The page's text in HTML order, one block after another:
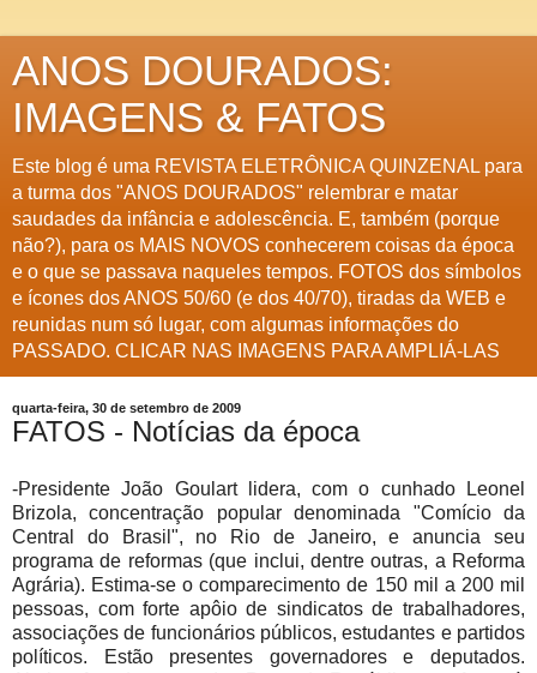
ANOS DOURADOS:
IMAGENS & FATOS
Este blog é uma REVISTA ELETRÔNICA QUINZENAL para
a turma dos "ANOS DOURADOS" relembrar e matar
saudades da infância e adolescência. E, também (porque
não?), para os MAIS NOVOS conhecerem coisas da época
e o que se passava naqueles tempos. FOTOS dos símbolos
e ícones dos ANOS 50/60 (e dos 40/70), tiradas da WEB e
reunidas num só lugar, com algumas informações do
PASSADO. CLICAR NAS IMAGENS PARA AMPLIÁ-LAS
quarta-feira, 30 de setembro de 2009
FATOS - Notícias da época
-Presidente João Goulart lidera, com o cunhado Leonel
Brizola, concentração popular denominada "Comício da
Central do Brasil", no Rio de Janeiro, e anuncia seu
programa de reformas (que inclui, dentre outras, a Reforma
Agrária). Estima-se o comparecimento de 150 mil a 200 mil
pessoas, com forte apôio de sindicatos de trabalhadores,
associações de funcionários públicos, estudantes e partidos
políticos. Estão presentes governadores e deputados.